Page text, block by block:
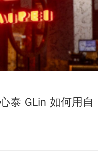
泰 GLin 如何用自